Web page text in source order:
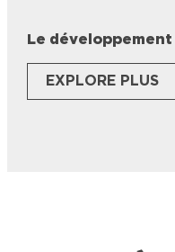
Le
EXPLORE PLUS